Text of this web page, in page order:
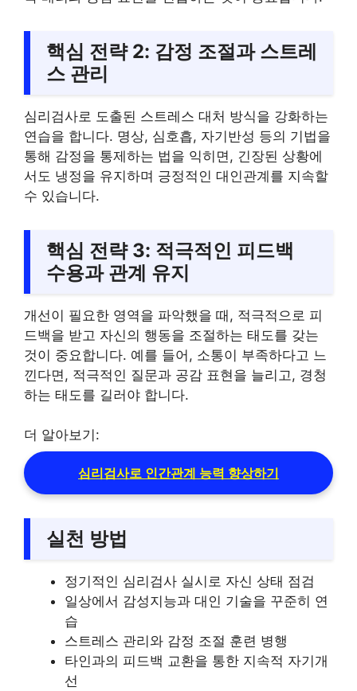
핵심 전략 2: 감정 조절과 스트레
스 관리
심리검사로 도출된 스트레스 대처 방식을 강화하는
연습을 합니다. 명상, 심호흡, 자기반성 등의 기법을
통해 감정을 통제하는 법을 익히면, 긴장된 상황에
서도 냉정을 유지하며 긍정적인 대인관계를 지속할
수 있습니다.
핵심 전략 3: 적극적인 피드백
수용과 관계 유지
개선이 필요한 영역을 파악했을 때, 적극적으로 피
드백을 받고 자신의 행동을 조절하는 태도를 갖는
것이 중요합니다. 예를 들어, 소통이 부족하다고 느
낀다면, 적극적인 질문과 공감 표현을 늘리고, 경청
하는 태도를 길러야 합니다.
더 알아보기:
심리검사로 인간관계 능력 향상하기
실천 방법
정기적인 심리검사 실시로 자신 상태 점검
일상에서 감성지능과 대인 기술을 꾸준히 연
습
스트레스 관리와 감정 조절 훈련 병행
타인과의 피드백 교환을 통한 지속적 자기개
선